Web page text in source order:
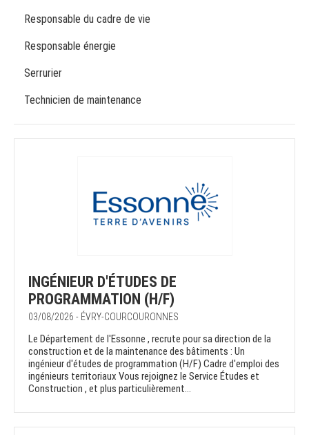
Responsable du cadre de vie
Responsable énergie
Serrurier
Technicien de maintenance
INGÉNIEUR D'ÉTUDES DE
PROGRAMMATION (H/F)
03/08/2026 - ÉVRY-COURCOURONNES
Le Département de l'Essonne , recrute pour sa direction de la
construction et de la maintenance des bâtiments : Un
ingénieur d'études de programmation (H/F) Cadre d'emploi des
ingénieurs territoriaux Vous rejoignez le Service Études et
Construction , et plus particulièrement...